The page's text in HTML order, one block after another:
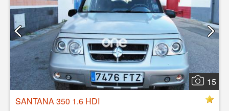
15
SANTANA 350 1.6 HDI